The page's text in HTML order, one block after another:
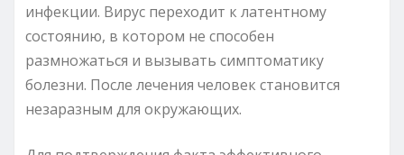
инфекции. Вирус переходит к латентному
состоянию, в котором не способен
размножаться и вызывать симптоматику
болезни. После лечения человек становится
незаразным для окружающих.